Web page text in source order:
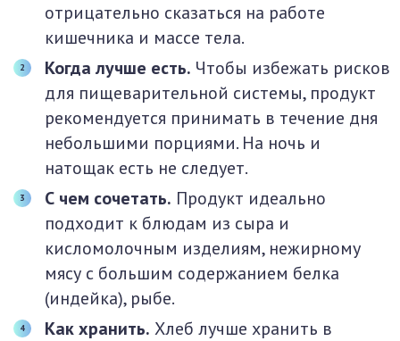
отрицательно сказаться на работе
кишечника и массе тела.
Когда лучше есть. Чтобы избежать рисков
для пищеварительной системы, продукт
рекомендуется принимать в течение дня
небольшими порциями. На ночь и
натощак есть не следует.
С чем сочетать. Продукт идеально
подходит к блюдам из сыра и
кисломолочным изделиям, нежирному
мясу с большим содержанием белка
(индейка), рыбе.
Как хранить. Хлеб лучше хранить в